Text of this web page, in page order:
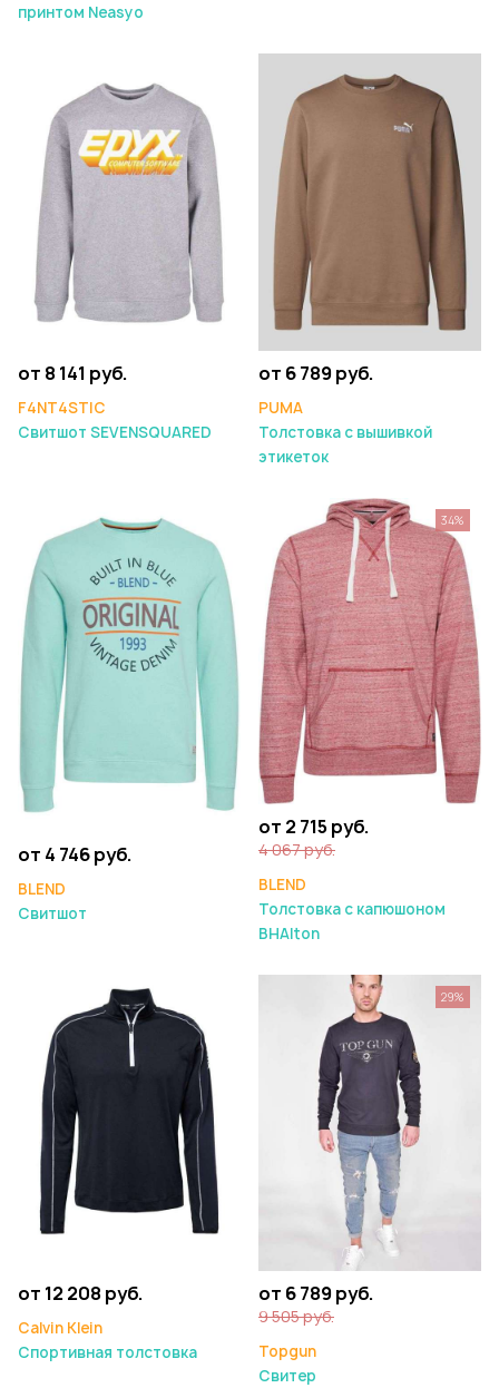
принтом Neasyo
от 8 141 руб.
F4NT4STIC
Свитшот SEVENSQUARED
от 6 789 руб.
PUMA
Толстовка с вышивкой
этикеток
от 4 746 руб.
BLEND
Свитшот
от 2 715 руб.
4 067 руб.
BLEND
Толстовка с капюшоном
BHAlton
34%
от 12 208 руб.
Calvin Klein
Спортивная толстовка
от 6 789 руб.
9 505 руб.
Topgun
Свитер
29%